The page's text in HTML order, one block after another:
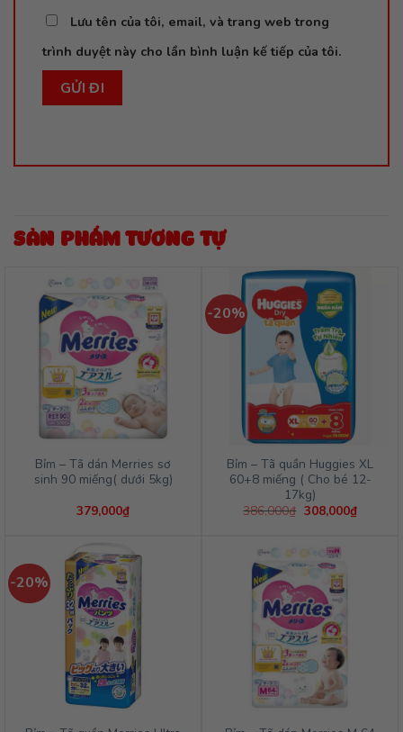
Lưu tên của tôi, email, và trang web trong
trình duyệt này cho lần bình luận kế tiếp của tôi.
SẢN PHẨM TƯƠNG TỰ
Bỉm – Tã dán Merries sơ
sinh 90 miếng( dưới 5kg)
379,000₫
-20%
Bỉm – Tã quần Huggies XL
60+8 miếng ( Cho bé 12-
17kg)
386,000₫ Giá
386,000₫.
308,000₫Giá
hiện
-20%